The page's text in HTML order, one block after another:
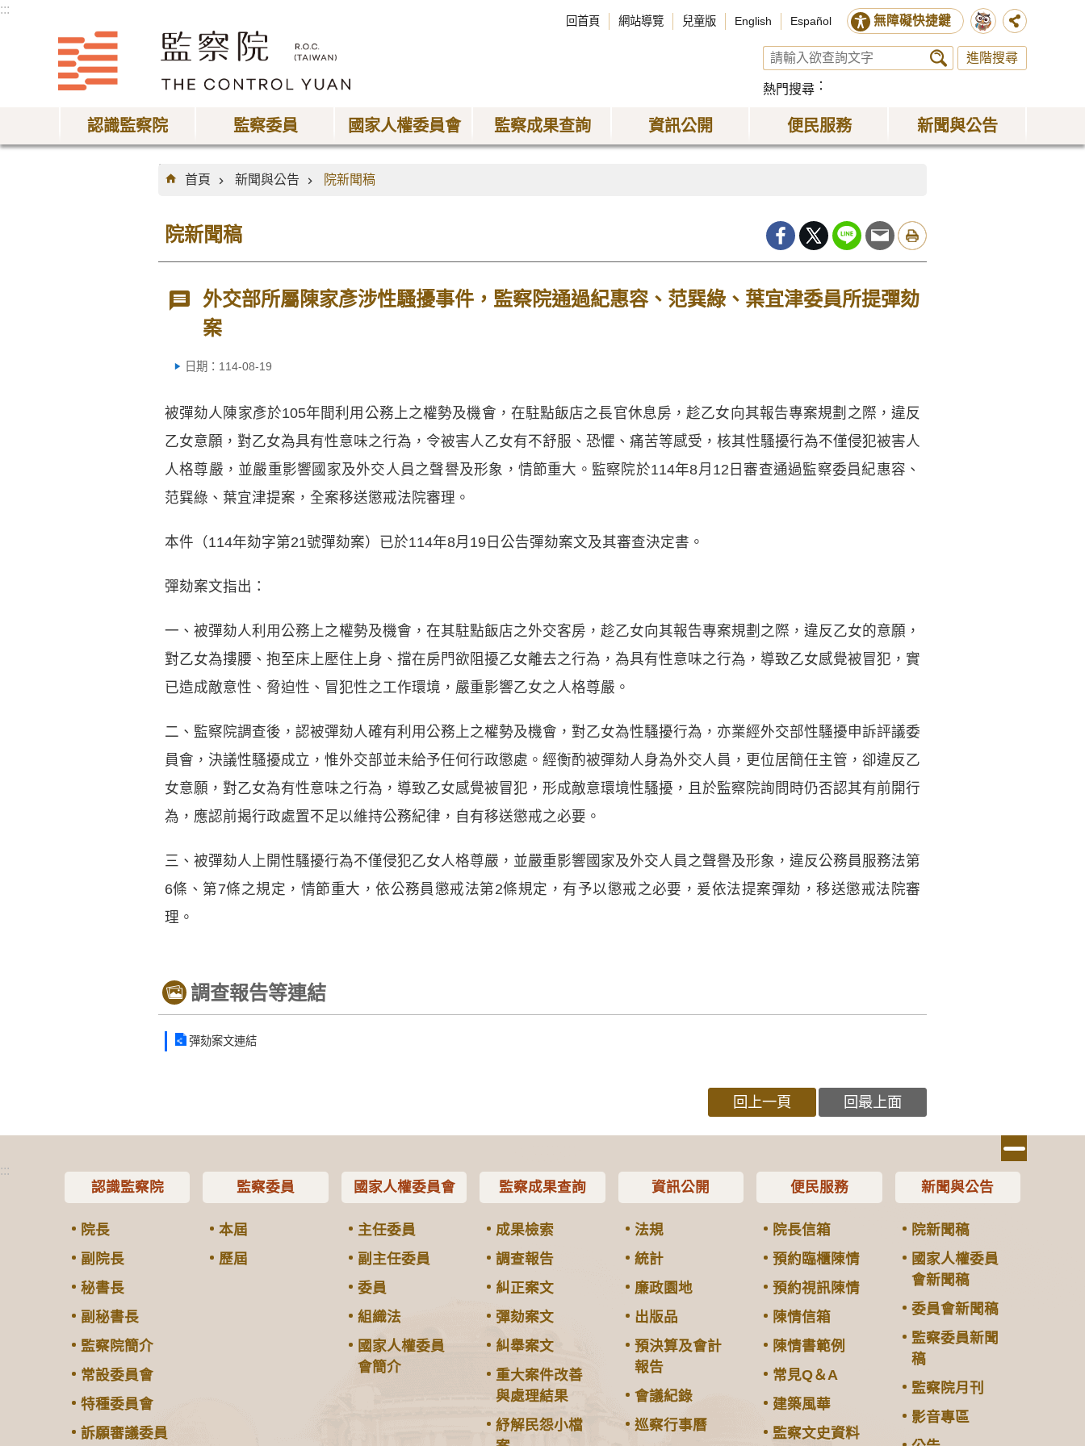
:::
回首頁 網站導覽 兒童版 English Español 無障礙快捷鍵
進階搜尋
熱門搜尋
認識監察院 監察委員 國家人權委員會 監察成果查詢 資訊公開 便民服務 新聞與公告
:::
首頁
新聞與公告 院新聞稿
院新聞稿
外交部所屬陳家彥涉性騷擾事件，監察院通過紀惠容、范巽綠、葉宜津委員所提彈劾
案
日期：114-08-19
被彈劾人陳家彥於105年間利用公務上之權勢及機會，在駐點飯店之長官休息房，趁乙女向其報告專案規劃之際，違反
乙女意願，對乙女為具有性意味之行為，令被害人乙女有不舒服、恐懼、痛苦等感受，核其性騷擾行為不僅侵犯被害人
人格尊嚴，並嚴重影響國家及外交人員之聲譽及形象，情節重大。監察院於114年8月12日審查通過監察委員紀惠容、
范巽綠、葉宜津提案，全案移送懲戒法院審理。
本件（114年劾字第21號彈劾案）已於114年8月19日公告彈劾案文及其審查決定書。
彈劾案文指出：
一、被彈劾人利用公務上之權勢及機會，在其駐點飯店之外交客房，趁乙女向其報告專案規劃之際，違反乙女的意願，
對乙女為摟腰、抱至床上壓住上身、擋在房門欲阻擾乙女離去之行為，為具有性意味之行為，導致乙女感覺被冒犯，實
已造成敵意性、脅迫性、冒犯性之工作環境，嚴重影響乙女之人格尊嚴。
二、監察院調查後，認被彈劾人確有利用公務上之權勢及機會，對乙女為性騷擾行為，亦業經外交部性騷擾申訴評議委
員會，決議性騷擾成立，惟外交部並未給予任何行政懲處。經衡酌被彈劾人身為外交人員，更位居簡任主管，卻違反乙
女意願，對乙女為有性意味之行為，導致乙女感覺被冒犯，形成敵意環境性騷擾，且於監察院詢問時仍否認其有前開行
為，應認前揭行政處置不足以維持公務紀律，自有移送懲戒之必要。
三、被彈劾人上開性騷擾行為不僅侵犯乙女人格尊嚴，並嚴重影響國家及外交人員之聲譽及形象，違反公務員服務法第
6條、第7條之規定，情節重大，依公務員懲戒法第2條規定，有予以懲戒之必要，爰依法提案彈劾，移送懲戒法院審
理。
調查報告等連結
彈劾案文連結
回上一頁 回最上面
:::
認識監察院
院長
副院長
秘書長
副秘書長
監察院簡介
常設委員會
特種委員會
訴願審議委員
監察委員
本屆
歷屆
國家人權委員會
主任委員
副主任委員
委員
組織法
國家人權委員
會簡介
監察成果查詢
成果檢索
調查報告
糾正案文
彈劾案文
糾舉案文
重大案件改善
與處理結果
紓解民怨小檔
資訊公開
法規
統計
廉政園地
出版品
預決算及會計
報告
會議紀錄
巡察行事曆
便民服務
院長信箱
預約臨櫃陳情
預約視訊陳情
陳情信箱
陳情書範例
常見Q＆A
建築風華
監察文史資料
新聞與公告
院新聞稿
國家人權委員
會新聞稿
委員會新聞稿
監察委員新聞
稿
監察院月刊
影音專區